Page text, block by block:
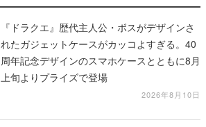
周年記念デザインのスマホケースとともに8月
上旬よりプライズで登場
2026年8月10日
『機動警察パトレイバー』の名シーンを追体
験する3Dアクションゲーム『機動警察パトレ
イバー the Case Files』9月17日に発売決定。